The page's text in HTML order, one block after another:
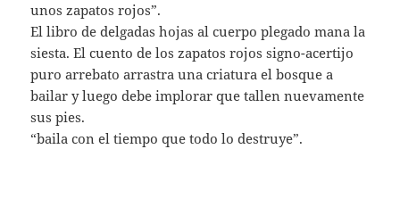
unos zapatos rojos”.
El libro de delgadas hojas al cuerpo plegado mana la
siesta. El cuento de los zapatos rojos signo-acertijo
puro arrebato arrastra una criatura el bosque a
bailar y luego debe implorar que tallen nuevamente
sus pies.
“baila con el tiempo que todo lo destruye”.